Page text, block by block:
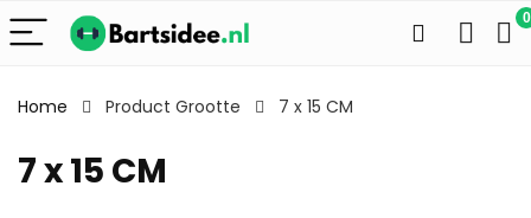
0
Home Product Grootte 7 x 15 CM
7 x 15 CM